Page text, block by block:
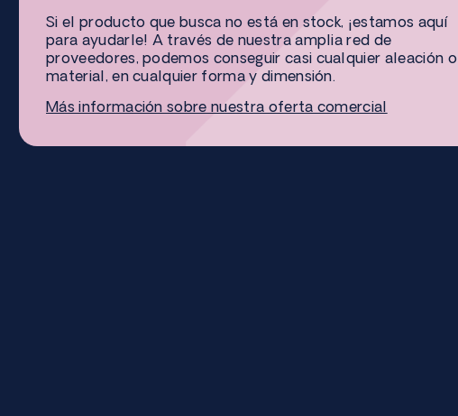
Si el producto que busca no está en stock, ¡estamos aquí
para ayudarle! A través de nuestra amplia red de
proveedores, podemos conseguir casi cualquier aleación o
material, en cualquier forma y dimensión.
Más información sobre nuestra oferta comercial